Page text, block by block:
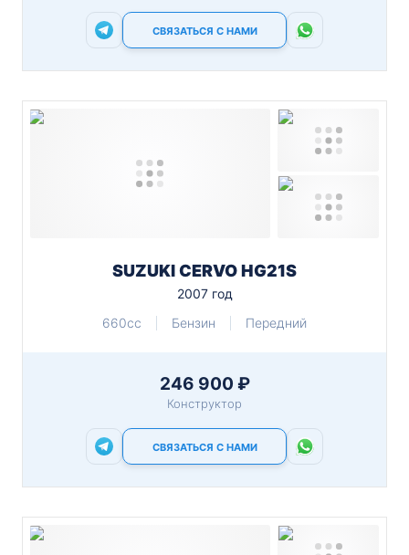
СВЯЗАТЬСЯ С НАМИ
SUZUKI CERVO HG21S
2007 год
660cc
Бензин Передний
246 900 ₽
Конструктор
СВЯЗАТЬСЯ С НАМИ